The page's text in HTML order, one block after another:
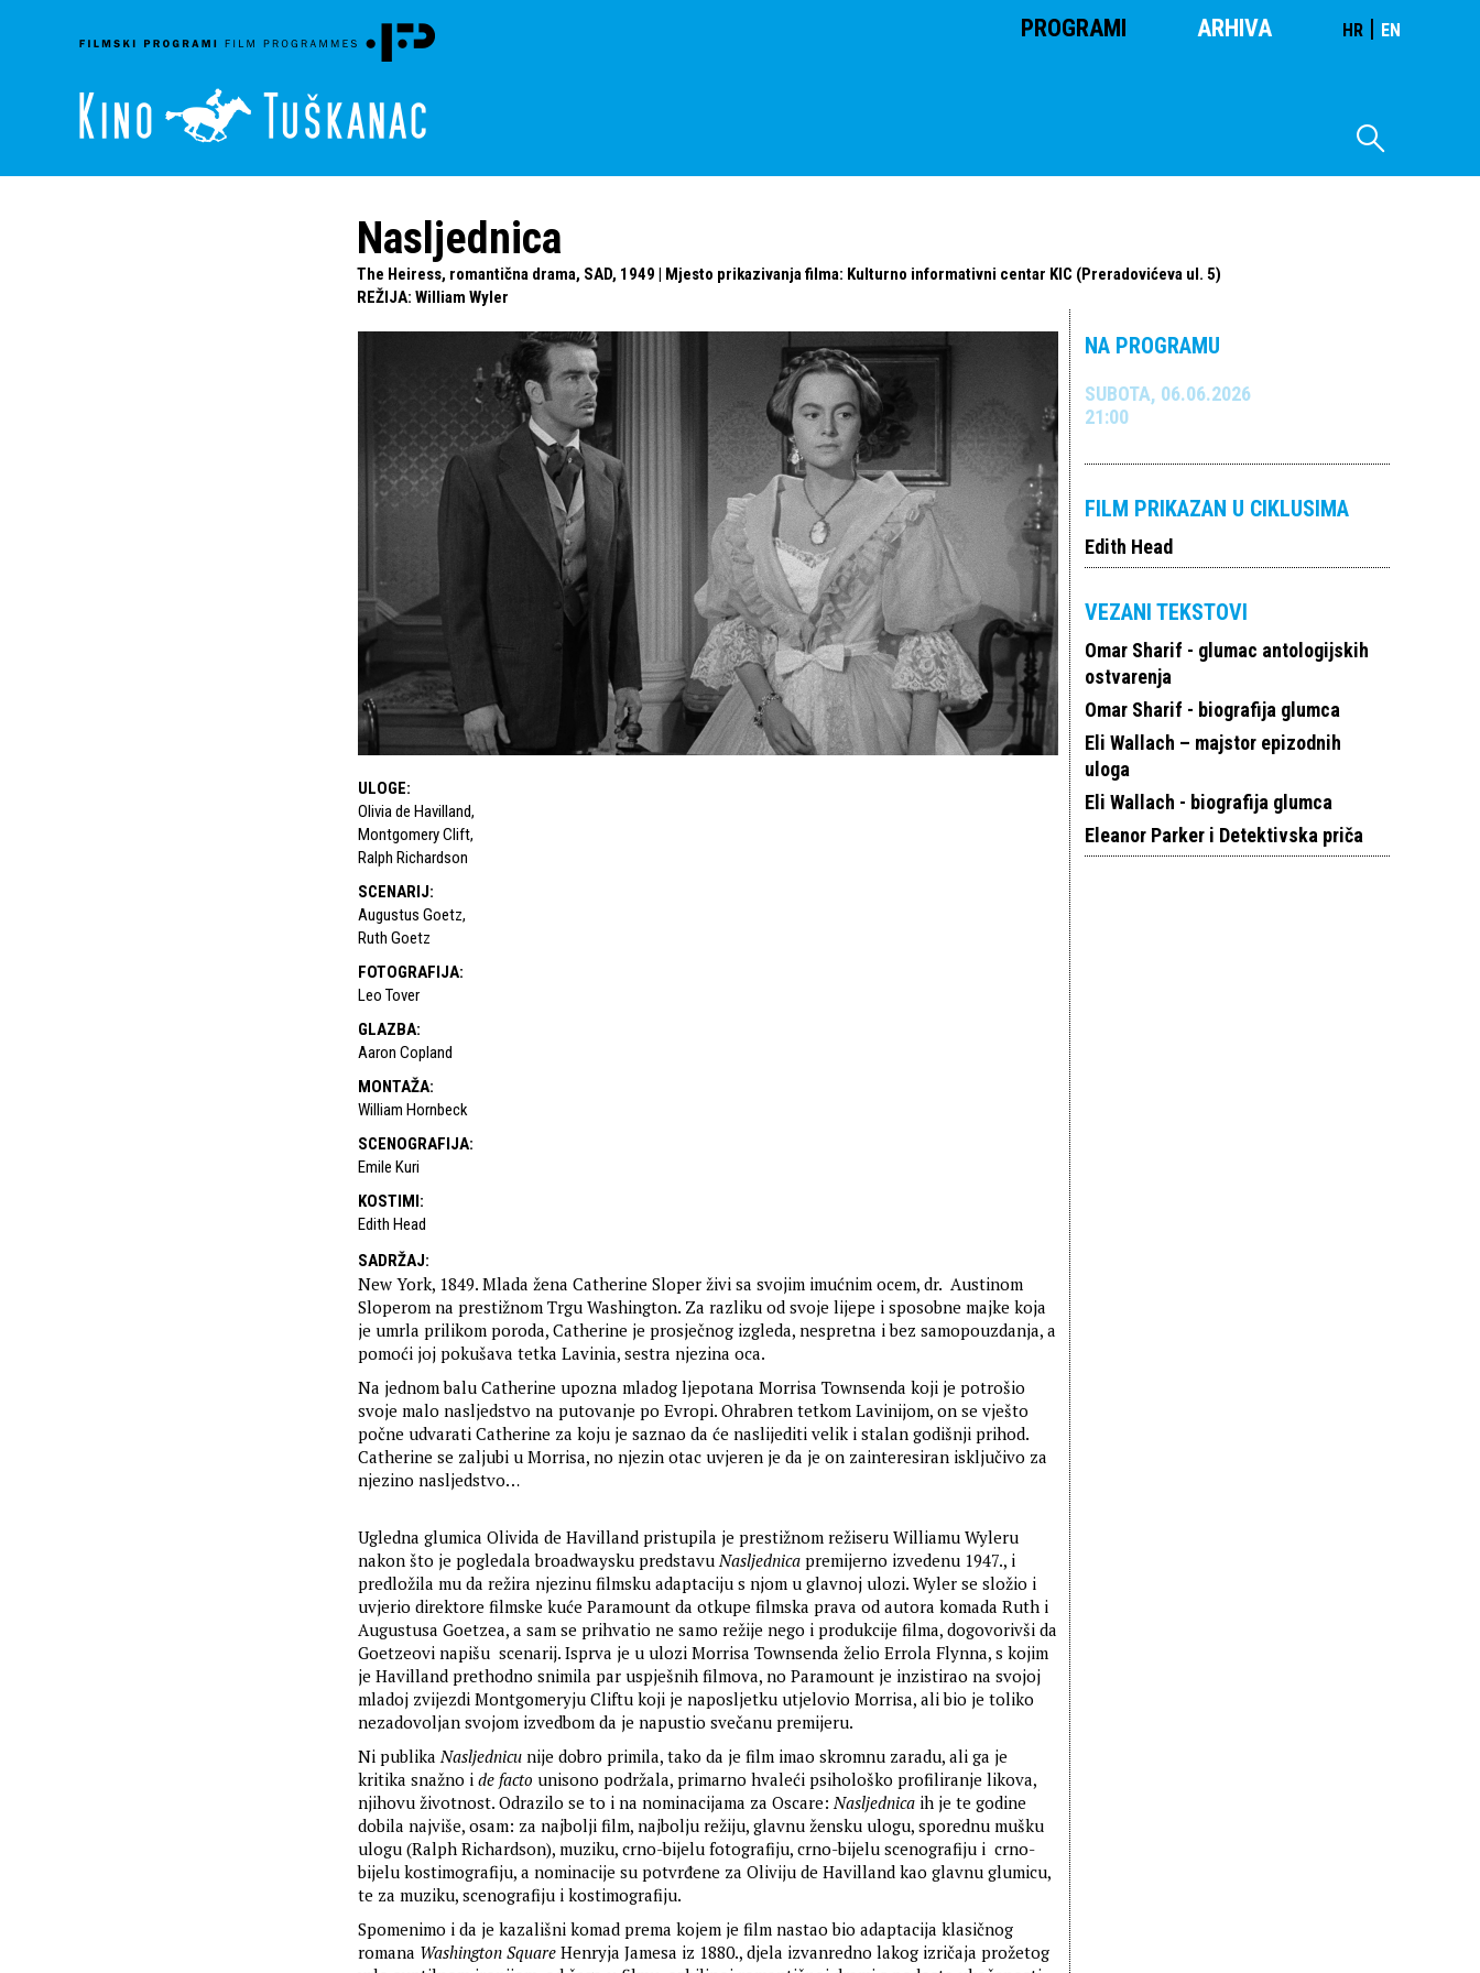
PROGRAMI ARHIVA HR | EN
Nasljednica
The Heiress, romantična drama, SAD, 1949 | Mjesto prikazivanja filma: Kulturno informativni centar KIC (Preradovićeva ul. 5)
REŽIJA: William Wyler
ULOGE:
Olivia de Havilland,
Montgomery Clift,
Ralph Richardson
SCENARIJ:
Augustus Goetz,
Ruth Goetz
FOTOGRAFIJA:
Leo Tover
GLAZBA:
Aaron Copland
MONTAŽA:
William Hornbeck
SCENOGRAFIJA:
Emile Kuri
KOSTIMI:
Edith Head
SADRŽAJ:
New York, 1849. Mlada žena Catherine Sloper živi sa svojim imućnim ocem, dr. Austinom
Sloperom na prestižnom Trgu Washington. Za razliku od svoje lijepe i sposobne majke koja
je umrla prilikom poroda, Catherine je prosječnog izgleda, nespretna i bez samopouzdanja, a
pomoći joj pokušava tetka Lavinia, sestra njezina oca.
Na jednom balu Catherine upozna mladog ljepotana Morrisa Townsenda koji je potrošio
svoje malo nasljedstvo na putovanje po Evropi. Ohrabren tetkom Lavinijom, on se vješto
počne udvarati Catherine za koju je saznao da će naslijediti velik i stalan godišnji prihod.
Catherine se zaljubi u Morrisa, no njezin otac uvjeren je da je on zainteresiran isključivo za
njezino nasljedstvo…
Ugledna glumica Olivida de Havilland pristupila je prestižnom režiseru Williamu Wyleru
nakon što je pogledala broadwaysku predstavuNasljednica premijerno izvedenu 1947., i
predložila mu da režira njezinu filmsku adaptaciju s njom u glavnoj ulozi. Wyler se složio i
uvjerio direktore filmske kuće Paramount da otkupe filmska prava od autora komada Ruth i
Augustusa Goetzea, a sam se prihvatio ne samo režije nego i produkcije filma, dogovorivši da
Goetzeovi napišu scenarij. Isprva je u ulozi Morrisa Townsenda želio Errola Flynna, s kojim
je Havilland prethodno snimila par uspješnih filmova, no Paramount je inzistirao na svojoj
mladoj zvijezdi Montgomeryju Cliftu koji je naposljetku utjelovio Morrisa, ali bio je toliko
nezadovoljan svojom izvedbom da je napustio svečanu premijeru.
Ni publikaNasljednicu nije dobro primila, tako da je film imao skromnu zaradu, ali ga je
kritika snažno i de facto unisono podržala, primarno hvaleći psihološko profiliranje likova,
njihovu životnost. Odrazilo se to i na nominacijama za Oscare:Nasljednica ih je te godine
dobila najviše, osam: za najbolji film, najbolju režiju, glavnu žensku ulogu, sporednu mušku
ulogu (Ralph Richardson), muziku, crno-bijelu fotografiju, crno-bijelu scenografiju i crno-
bijelu kostimografiju, a nominacije su potvrđene za Oliviju de Havilland kao glavnu glumicu,
te za muziku, scenografiju i kostimografiju.
Spomenimo i da je kazališni komad prema kojem je film nastao bio adaptacija klasičnog
romana Washington Square Henryja Jamesa iz 1880., djela izvanredno lakog izričaja prožetog
NA PROGRAMU
SUBOTA, 06.06.2026
21:00
FILM PRIKAZAN U CIKLUSIMA
Edith Head
VEZANI TEKSTOVI
Omar Sharif - glumac antologijskih
ostvarenja
Omar Sharif - biografija glumca
Eli Wallach – majstor epizodnih
uloga
Eli Wallach - biografija glumca
Eleanor Parker i Detektivska priča